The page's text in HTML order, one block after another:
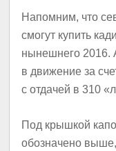
Напомним, что
смогут купить
нынешнего 2016.
в движение за
с отдачей в 310
Под крышкой
обозначено